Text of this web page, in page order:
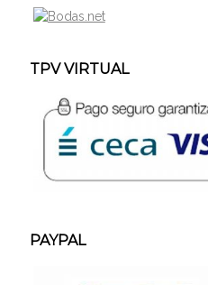
TPV VIRTUAL
PAYPAL